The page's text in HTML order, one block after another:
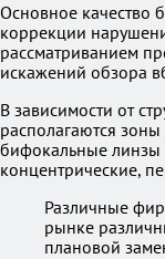
Основное качество
коррекции
рассматриванием
искажений обзора
В зависимости от
располагаются
бифокальные линзы
концентрические,
Различные
рынке
плановой